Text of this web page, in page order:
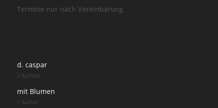
Termine nur nach Vereinbarung
d. caspar
2 Aufrufe
mit Blumen
1 Aufruf